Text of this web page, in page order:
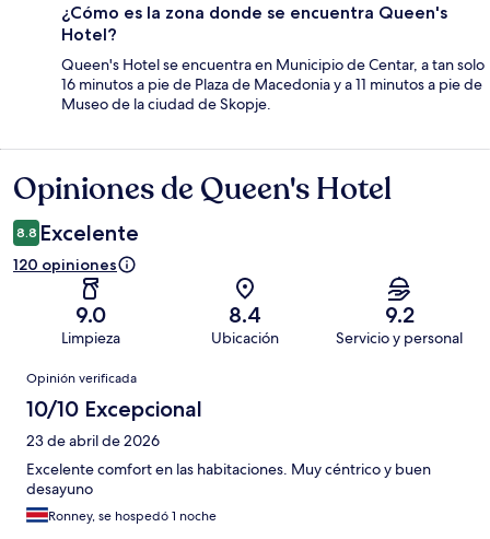
¿Cómo es la zona donde se encuentra Queen's
Hotel?
Queen's Hotel se encuentra en Municipio de Centar, a tan solo
16 minutos a pie de Plaza de Macedonia y a 11 minutos a pie de
Museo de la ciudad de Skopje.
Opiniones
Opiniones de Queen's Hotel
8.8 Excelente
120 opiniones
9.0
Limpieza
8.4
Ubicación
9.2
Servicio y personal
Opiniones
Opinión verificada
10/10 Excepcional
23 de abril de 2026
Excelente comfort en las habitaciones. Muy céntrico y buen
desayuno
Ronney, se hospedó 1 noche